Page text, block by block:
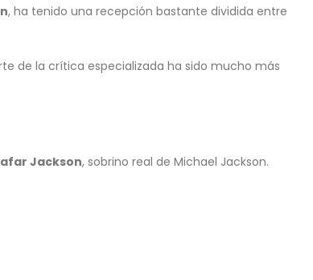
, ha tenido una recepción bastante dividida entre
de la crítica especializada ha sido mucho más
Jackson, sobrino real de Michael Jackson.